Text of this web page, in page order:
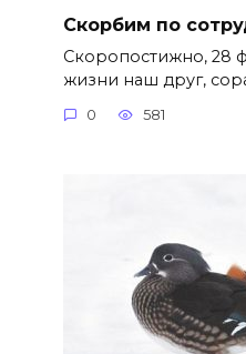
Скорбим по
Скоропостижно, 28
жизни наш друг,
0 581